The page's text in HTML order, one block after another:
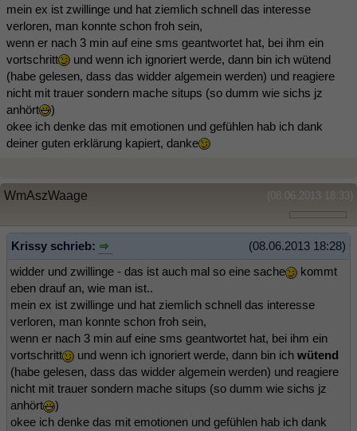
mein ex ist zwillinge und hat ziemlich schnell das interesse
verloren, man konnte schon froh sein,
wenn er nach 3 min auf eine sms geantwortet hat, bei ihm ein
vortschritt
und wenn ich ignoriert werde, dann bin ich wütend
(habe gelesen, dass das widder algemein werden) und reagiere
nicht mit trauer sondern mache situps (so dumm wie sichs jz
anhört
)
okee ich denke das mit emotionen und gefühlen hab ich dank
deiner guten erklärung kapiert, danke
(08.06.2013 18:33)
WmAszWaage
(08.06.2013 18:28)
Krissy schrieb:
widder und zwillinge - das ist auch mal so eine sache
kommt
eben drauf an, wie man ist..
mein ex ist zwillinge und hat ziemlich schnell das interesse
verloren, man konnte schon froh sein,
wenn er nach 3 min auf eine sms geantwortet hat, bei ihm ein
vortschritt
und wenn ich ignoriert werde, dann bin ich wütend
(habe gelesen, dass das widder algemein werden) und reagiere
nicht mit trauer sondern mache situps (so dumm wie sichs jz
anhört
)
okee ich denke das mit emotionen und gefühlen hab ich dank